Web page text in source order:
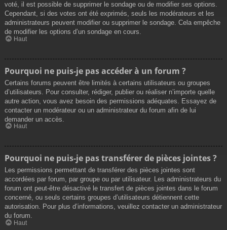
voté, il est possible de supprimer le sondage ou de modifier ses options.
Cependant, si des votes ont été exprimés, seuls les modérateurs et les
administrateurs peuvent modifier ou supprimer le sondage. Cela empêche
de modifier les options d’un sondage en cours.
Haut
Pourquoi ne puis-je pas accéder à un forum ?
Certains forums peuvent être limités à certains utilisateurs ou groupes
d’utilisateurs. Pour consulter, rédiger, publier ou réaliser n’importe quelle
autre action, vous avez besoin des permissions adéquates. Essayez de
contacter un modérateur ou un administrateur du forum afin de lui
demander un accès.
Haut
Pourquoi ne puis-je pas transférer de pièces jointes ?
Les permissions permettant de transférer des pièces jointes sont
accordées par forum, par groupe ou par utilisateur. Les administrateurs du
forum ont peut-être désactivé le transfert de pièces jointes dans le forum
concerné, ou seuls certains groupes d’utilisateurs détiennent cette
autorisation. Pour plus d’informations, veuillez contacter un administrateur
du forum.
Haut